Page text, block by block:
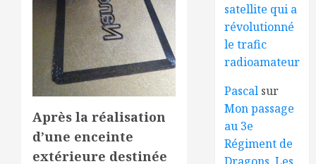
Après la réalisation
d’une enceinte
extérieure destinée
satellite qui a
révolutionné
le trafic
radioamateur
Pascal sur
Mon passage
au 3e
Régiment de